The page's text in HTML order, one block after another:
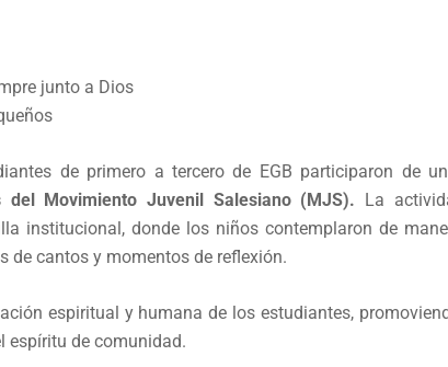
junto a Dios
de primero a tercero de EGB participaron de un
Movimiento Juvenil Salesiano (MJS). La
institucional, donde los niños contemplaron de
de cantos y momentos de reflexión.
espiritual y humana de los estudiantes,
espíritu de comunidad.